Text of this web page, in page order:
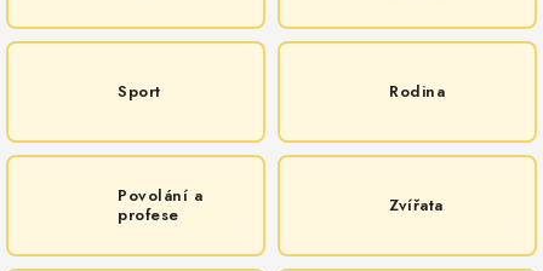
MÁM SRDCE POMÁHÁM
VÁNOCE
Sport Rodina
Povolání a
profese
Zvířata